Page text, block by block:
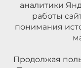
аналитики
работы
понимания
Продолжая